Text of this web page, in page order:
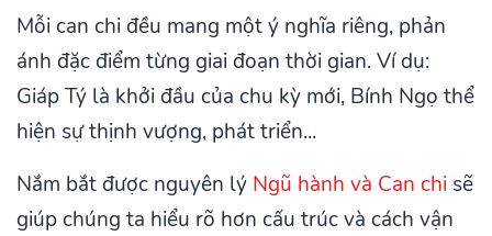
Mỗi can chi đều mang một ý nghĩa riêng, phản
ánh đặc điểm từng giai đoạn thời gian. Ví dụ:
Giáp Tý là khởi đầu của chu kỳ mới, Bính Ngọ thể
hiện sự thịnh vượng, phát triển...
Nắm bắt được nguyên lý Ngũ hành và Can chi sẽ
giúp chúng ta hiểu rõ hơn cấu trúc và cách vận